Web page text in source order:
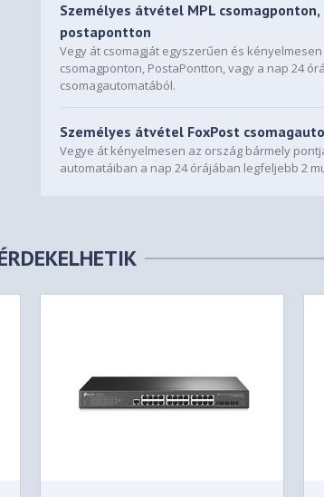
Személyes átvétel MPL
postapontton
Vegy át csomagját egyszerűen és kényelmesen
csomagponton, PostaPontton, vagy a nap 24
csomagautomatából.
Személyes átvétel FoxPost
Vegye át kényelmesen az ország bármely
automatáiban a nap 24 órájában legfeljebb 2